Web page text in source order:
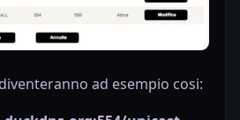
ad esempio cosi: